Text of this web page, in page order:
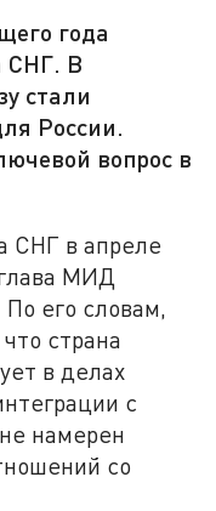
года
СНГ. В
стали
России.
вопрос в
СНГ в апреле
МИД
его словам,
страна
в делах
с
намерен
со